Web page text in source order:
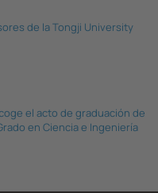
de la Tongji University
el acto de graduación de
en Ciencia e Ingeniería